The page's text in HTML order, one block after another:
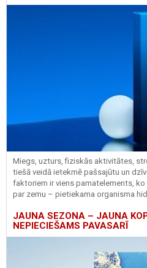
Miegs, uzturs, fiziskās aktivitātes,
tiešā veidā ietekmē pašsajūtu un
faktoriem ir viens pamatelements,
par zemu – pietiekama organisma
JAUNA SEZONA – JAUNA
NEPIECIEŠAMS PAVASARĪ